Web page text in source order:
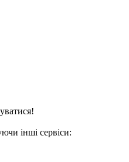
інші сервіси: